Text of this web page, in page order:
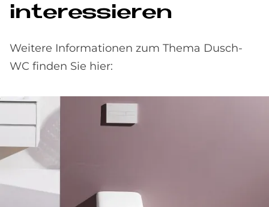
in­ter­es­sie­ren
Weitere Informationen zum Thema Dusch-
WC finden Sie hier: